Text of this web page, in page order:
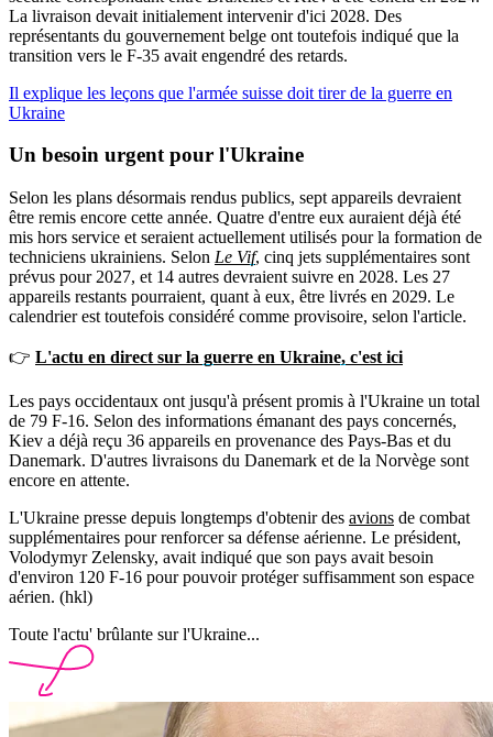
La livraison devait initialement intervenir d'ici 2028. Des
représentants du gouvernement belge ont toutefois indiqué que la
transition vers le F-35 avait engendré des retards.
Il explique les leçons que l'armée suisse doit tirer de la guerre en
Ukraine
Un besoin urgent pour l'Ukraine
Selon les plans désormais rendus publics, sept appareils devraient
être remis encore cette année. Quatre d'entre eux auraient déjà été
mis hors service et seraient actuellement utilisés pour la formation de
techniciens ukrainiens. Selon Le Vif, cinq jets supplémentaires sont
prévus pour 2027, et 14 autres devraient suivre en 2028. Les 27
appareils restants pourraient, quant à eux, être livrés en 2029. Le
calendrier est toutefois considéré comme provisoire, selon l'article.
👉 L'actu en direct sur la guerre en Ukraine, c'est ici
Les pays occidentaux ont jusqu'à présent promis à l'Ukraine un total
de 79 F-16. Selon des informations émanant des pays concernés,
Kiev a déjà reçu 36 appareils en provenance des Pays-Bas et du
Danemark. D'autres livraisons du Danemark et de la Norvège sont
encore en attente.
L'Ukraine presse depuis longtemps d'obtenir des avions de combat
supplémentaires pour renforcer sa défense aérienne. Le président,
Volodymyr Zelensky, avait indiqué que son pays avait besoin
d'environ 120 F-16 pour pouvoir protéger suffisamment son espace
aérien. (hkl)
Toute l'actu' brûlante sur l'Ukraine...